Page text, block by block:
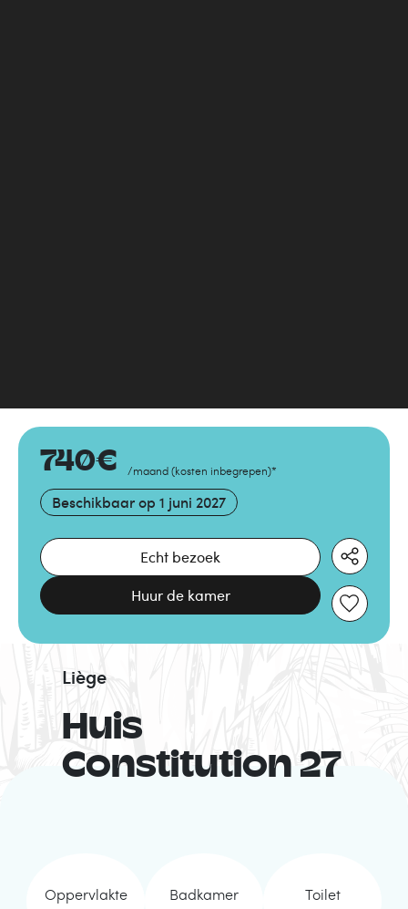
740€ /maand (kosten inbegrepen)*
Beschikbaar op 1 juni 2027
Echt bezoek
Huur de kamer
Huis
Constitution 27
Liège
Oppervlakte Badkamer Toilet